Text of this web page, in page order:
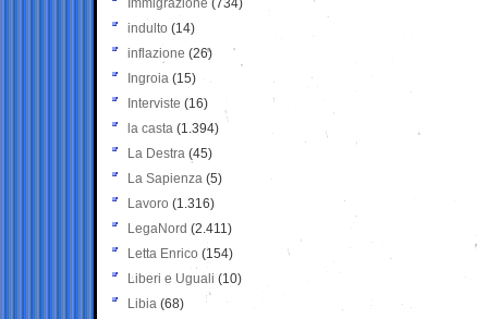
Immigrazione (734)
indulto (14)
inflazione (26)
Ingroia (15)
Interviste (16)
la casta (1.394)
La Destra (45)
La Sapienza (5)
Lavoro (1.316)
LegaNord (2.411)
Letta Enrico (154)
Liberi e Uguali (10)
Libia (68)